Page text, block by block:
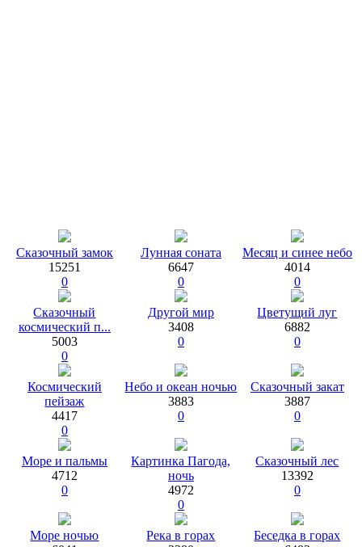
Сказочный замок
15251
0
Лунная соната
6647
0
Месяц и синее небо
4014
0
Сказочный
космический п...
5003
0
Другой мир
3408
0
Цветущий луг
6882
0
Космический
пейзаж
4417
0
Небо и океан ночью
3883
0
Сказочный закат
3887
0
Море и пальмы
4712
0
Картинка Пагода,
ночь
4972
0
Сказочный лес
13392
0
Море ночью
Река в горах
Беседка в горах